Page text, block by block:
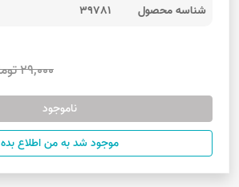
شناسه محصول 39781
29,000 تومان
ناموجود
موجود شد به من اطلاع بده